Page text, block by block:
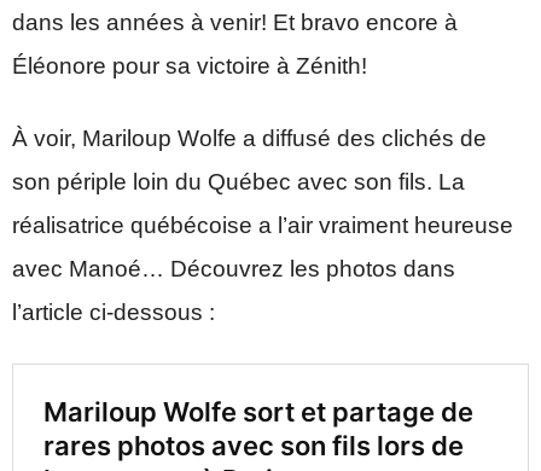
dans les années à venir! Et bravo encore à
Éléonore pour sa victoire à Zénith!
À voir, Mariloup Wolfe a diffusé des clichés de
son périple loin du Québec avec son fils. La
réalisatrice québécoise a l’air vraiment heureuse
avec Manoé… Découvrez les photos dans
l’article ci-dessous :